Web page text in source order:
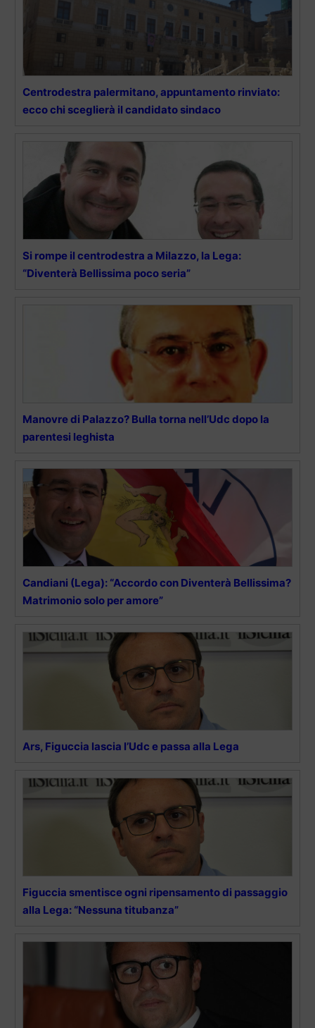
Centrodestra palermitano, appuntamento rinviato:
ecco chi sceglierà il candidato sindaco
Si rompe il centrodestra a Milazzo, la Lega:
“Diventerà Bellissima poco seria”
Manovre di Palazzo? Bulla torna nell’Udc dopo la
parentesi leghista
Candiani (Lega): “Accordo con Diventerà Bellissima?
Matrimonio solo per amore”
Ars, Figuccia lascia l’Udc e passa alla Lega
Figuccia smentisce ogni ripensamento di passaggio
alla Lega: “Nessuna titubanza”